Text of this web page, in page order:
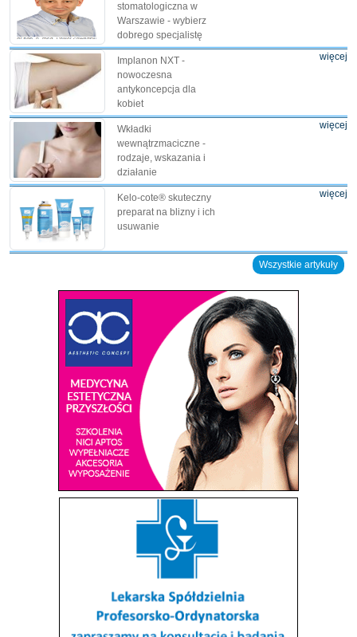
stomatologiczna w
Warszawie - wybierz
dobrego specjalistę
Implanon NXT -
nowoczesna
antykoncepcja dla
kobiet
więcej
Wkładki
wewnątrzmaciczne -
rodzaje, wskazania i
działanie
więcej
Kelo-cote® skuteczny
preparat na blizny i ich
usuwanie
więcej
Wszystkie artykuły